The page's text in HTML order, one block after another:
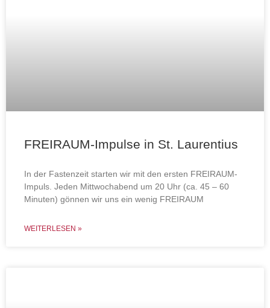
FREIRAUM-Impulse in St. Laurentius
In der Fastenzeit starten wir mit den ersten FREIRAUM-
Impuls. Jeden Mittwochabend um 20 Uhr (ca. 45 – 60
Minuten) gönnen wir uns ein wenig FREIRAUM
WEITERLESEN »